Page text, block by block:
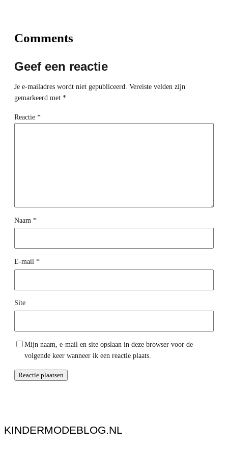
Comments
Geef een reactie
Je e-mailadres wordt niet gepubliceerd.
Vereiste velden zijn
gemarkeerd met *
Reactie *
Naam *
E-mail *
Site
Mijn naam, e-mail en site opslaan in deze browser voor de
volgende keer wanneer ik een reactie plaats.
KINDERMODEBLOG.NL